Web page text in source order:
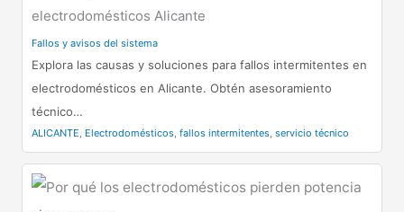
electrodomésticos Alicante
Fallos y avisos del sistema
Explora las causas y soluciones para fallos intermitentes en
electrodomésticos en Alicante. Obtén asesoramiento
técnico…
ALICANTE, Electrodomésticos, fallos intermitentes, servicio técnico